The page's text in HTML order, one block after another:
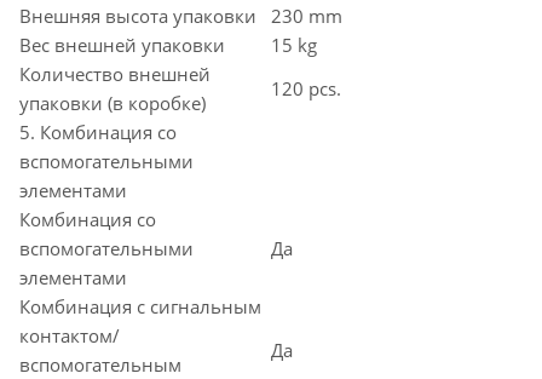
Внешняя высота упаковки
230 mm
Вес внешней упаковки
15 kg
Количество внешней
упаковки (в коробке)
120 pcs.
5. Комбинация со
вспомогательными
элементами
Комбинация со
вспомогательными
элементами
Да
Комбинация с сигнальным
контактом/
вспомогательным
Да